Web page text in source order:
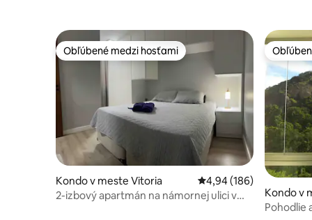
Obľúbené medzi hosťami
Obľúbené medzi hosťami
Kondo v meste Vitoria Priemerné
4,94 (186)
2-izbový apartmán na námornej ulici v
Kondo v
Pohodlie